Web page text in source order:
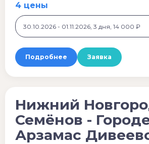
4 цены
30.10.2026 - 01.11.2026, 3 дня, 14 000 ₽
Подробнее Заявка
Нижний
Семёнов -
Арзамас